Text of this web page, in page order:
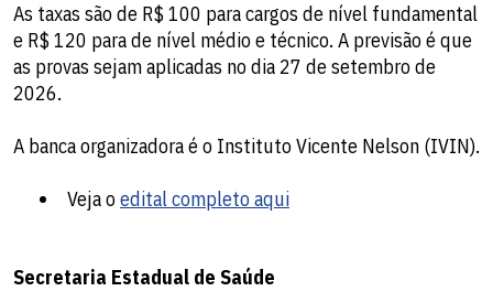
As taxas são de R$ 100 para cargos de nível fundamental
e R$ 120 para de nível médio e técnico. A previsão é que
as provas sejam aplicadas no dia 27 de setembro de
2026.
A banca organizadora é o Instituto Vicente Nelson (IVIN).
Veja oedital completo aqui
Secretaria Estadual de Saúde